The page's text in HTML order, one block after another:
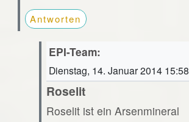
Antworten
EPI-Team:
Dienstag, 14. Januar 2014 15:58
Roselit
Roselit ist ein Arsenmineral